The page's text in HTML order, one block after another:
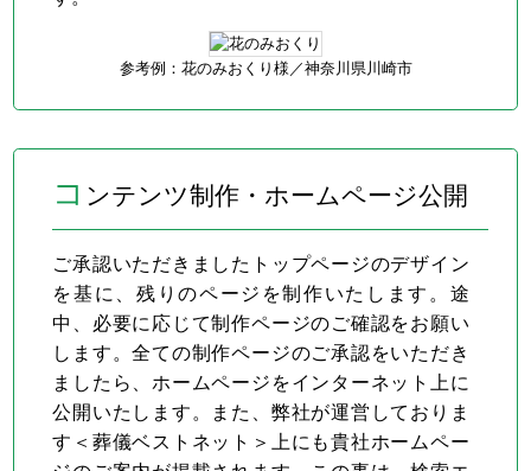
参考例：花のみおくり様／神奈川県川崎市
コ ンテンツ制作・ホームページ公開
ご承認いただきましたトップページのデザイン
を基に、残りのページを制作いたします。途
中、必要に応じて制作ページのご確認をお願い
します。全ての制作ページのご承認をいただき
ましたら、ホームページをインターネット上に
公開いたします。また、弊社が運営しておりま
す＜葬儀ベストネット＞上にも貴社ホームペー